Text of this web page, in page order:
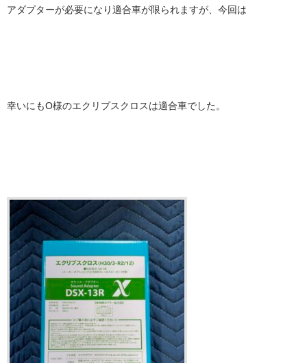
アダプターが必要になり適合車が限られますが、今回は
幸いにもO様のエクリプスクロスは適合車でした。